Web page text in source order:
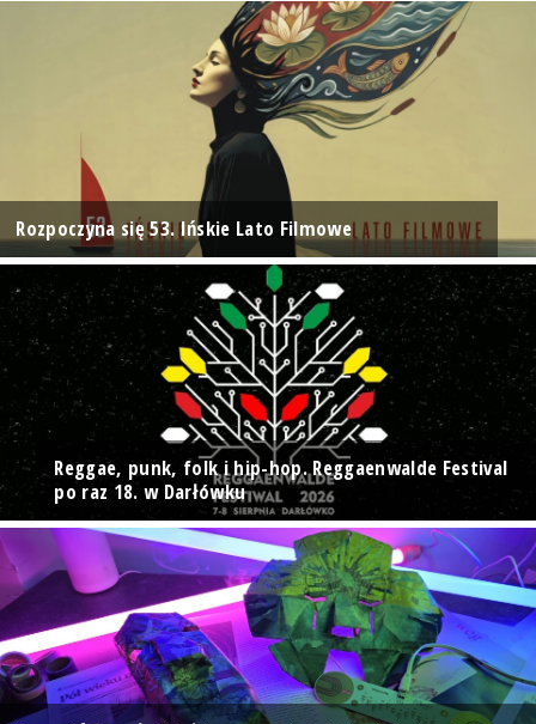
Rozpoczyna się 53. Ińskie Lato Filmowe
Reggae, punk, folk i hip-hop. Reggaenwalde Festival
po raz 18. w Darłówku